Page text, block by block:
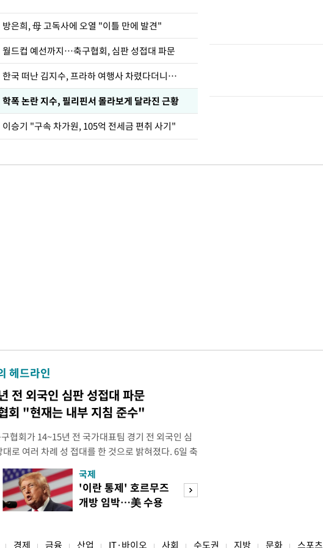
방은희, 母 고독사에 오열 "이틀 만에 발견"
월드컵 예선까지…축구협회, 심판 성접대 파문
한국 떠난 김지수, 프라하 여행사 차렸다더니…
학폭 논란 지수, 필리핀서 몰라보게 달라진 근황
이승기 "구속 차가원, 105억 전세금 편취 사기"
헤드라인
전 외국인 심판 성접대 파문
회 "현재는 내부 지침 준수"
협회가 14~15년 전 국가대표팀 경기 전 외국인 심
대로 여러 차례 성 접대를 한 것으로 밝혀졌다. 6일 축
따르면 국회의 한 의원실은 축구협회가 2011~2012
심판 10여 명에게 성 접대한 사실을 확인했다. 당시
는 외국인 심판과 감독관 등 10여 명에게 한 번에
원에서 많게는 100만원이 넘는 돈을 성
국제
'이란 통제' 호르무즈
개방 임박…美 수용
경제 금융 산업 IT·바이오 사회 수도권 지방 문화 스포츠